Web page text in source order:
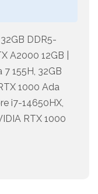
DDR5-
A2000 12GB |
155H, 32GB
1000 Ada
i7-14650HX,
RTX 1000